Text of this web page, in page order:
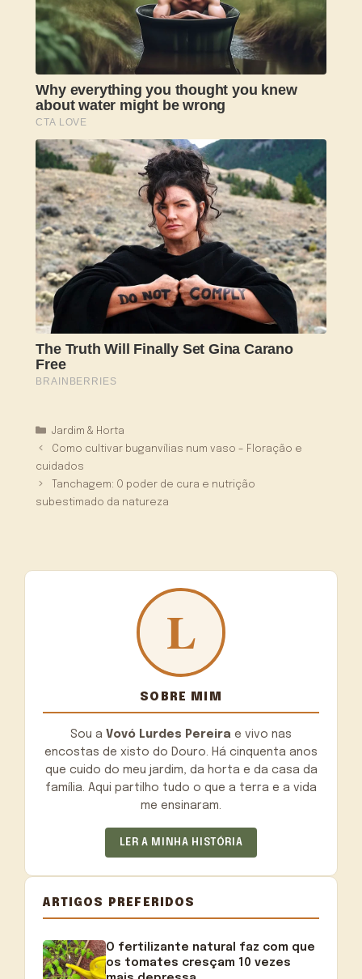
Categorias
Jardim & Horta
Como cultivar buganvílias num vaso – Floração e
cuidados
Tanchagem: O poder de cura e nutrição
subestimado da natureza
SOBRE MIM
Sou a Vovó Lurdes Pereira e vivo nas
encostas de xisto do Douro. Há cinquenta anos
que cuido do meu jardim, da horta e da casa da
família. Aqui partilho tudo o que a terra e a vida
me ensinaram.
LER A MINHA HISTÓRIA
ARTIGOS PREFERIDOS
O fertilizante natural faz com que
os tomates cresçam 10 vezes